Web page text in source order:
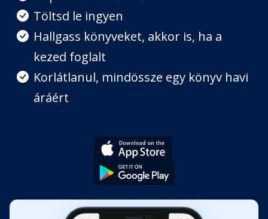
8. Erdőd
Fejezet hossza: 00:07:20
9. Órák és leckék
Fejezet hossza: 00:20:34
11. Tőr és bosszú
Fejezet hossza: 00:14:22
Töltsd le ingyen
Hallgass könyveket, akkor is, ha a
kezed foglalt
Korlátlanul, mindössze egy könyv havi
áráért